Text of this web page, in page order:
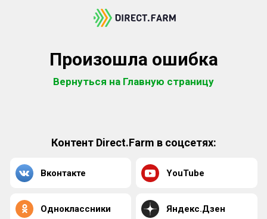
Произошла ошибка
Вернуться на Главную страницу
Контент Direct.Farm в соцсетях:
Вконтакте YouTube
Одноклассники Яндекс.Дзен